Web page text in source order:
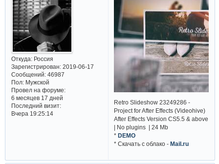
Откуда:Россия
Зарегистрирован: 2019-06-17
Сообщений:46987
Пол:Мужской
Провел на форуме:
6 месяцев 17 дней
Последний визит:
Вчера 19:25:14
Retro Slideshow 23249286 -
Project for After Effects (Videohive)
After Effects Version CS5.5 & above
| No plugins | 24 Mb
*DEMO
* Cкачать с облако -Mail.ru